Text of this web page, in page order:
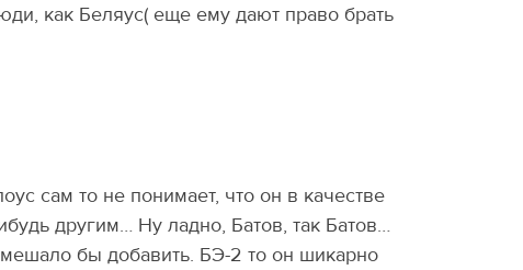
как Беляус( еще ему дают право брать
сам то не понимает, что он в качестве
другим… Ну ладно, Батов, так Батов…
бы добавить. БЭ-2 то он шикарно